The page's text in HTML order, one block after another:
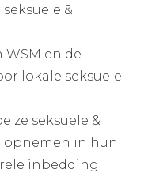
&
WSM en de
lokale seksuele
ze seksuele &
in hun
inbedding